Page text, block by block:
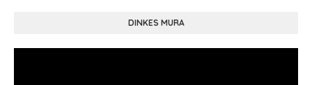
DINKES MURA